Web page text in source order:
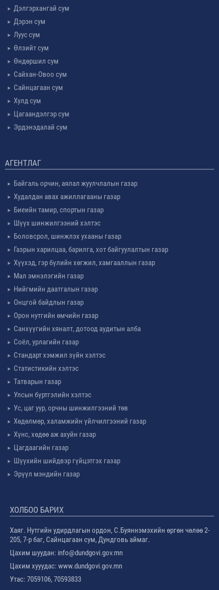
Дэлгэрхангай сум
Дэрэн сум
Луус сум
Өлзийт сум
Өндөршил сум
Сайхан-Овоо сум
Сайнцагаан сум
Хулд сум
Цагаандэлгэр сум
Эрдэнэдалай сум
АГЕНТЛАГ
Байгаль орчин, аялал жуулчлалын газар
Худалдан авах ажиллагааны газар
Биеийн тамир, спортын газар
Шүүх шинжилгээний хэлтэс
Боловсрол, шинжлэх ухааны газар
Газрын харилцаа, барилга, хот байгуулалтын газар
Хүүхэд, гэр бүлийн хөгжил, хамгааллын газар
Мал эмнэлэгийн газар
Нийгмийн даатгалын газар
Онцгой байдлын газар
Орон нутгийн өмчийн газар
Санхүүгийн хяналт, дотоод аудитын алба
Соёл, урлагийн газар
Стандарт хэмжил зүйн хэлтэс
Статистикийн хэлтэс
Татварын газар
Улсын бүртгэлийн хэлтэс
Ус, цаг уур, орчны шинжилгээний төв
Хөдөлмөр, халамжийн үйлчилгээний газар
Хүнс, хөдөө аж ахуйн газар
Цагдаагийн газар
Шүүхийн шийдвэр гүйцэтгэх газар
Эрүүл мэндийн газар
ХОЛБОО БАРИХ
Хаяг. Нутгийн удирдлагын ордон, С.Буяннэмэхийн өргөн чөлөө 2-
205, 7-р баг, Сайнцагаан сум, Дундговь аймаг.
Цахим шуудан: info@dundgovi.gov.mn
Цахим хууудас: www.dundgovi.gov.mn
Утас: 7059106, 70593833